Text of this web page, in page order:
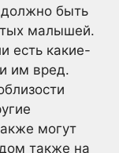
должно быть
малышей.
есть какие-
им вред.
могут
также на